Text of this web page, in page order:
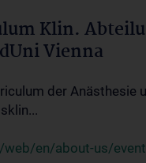
Klin.
Vienna
der Anästhesie
en/about-us/